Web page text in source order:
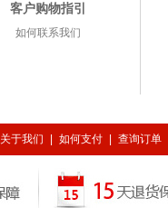
客户购物指引
如何联系我们
关于我们 如何支付| 查询订单